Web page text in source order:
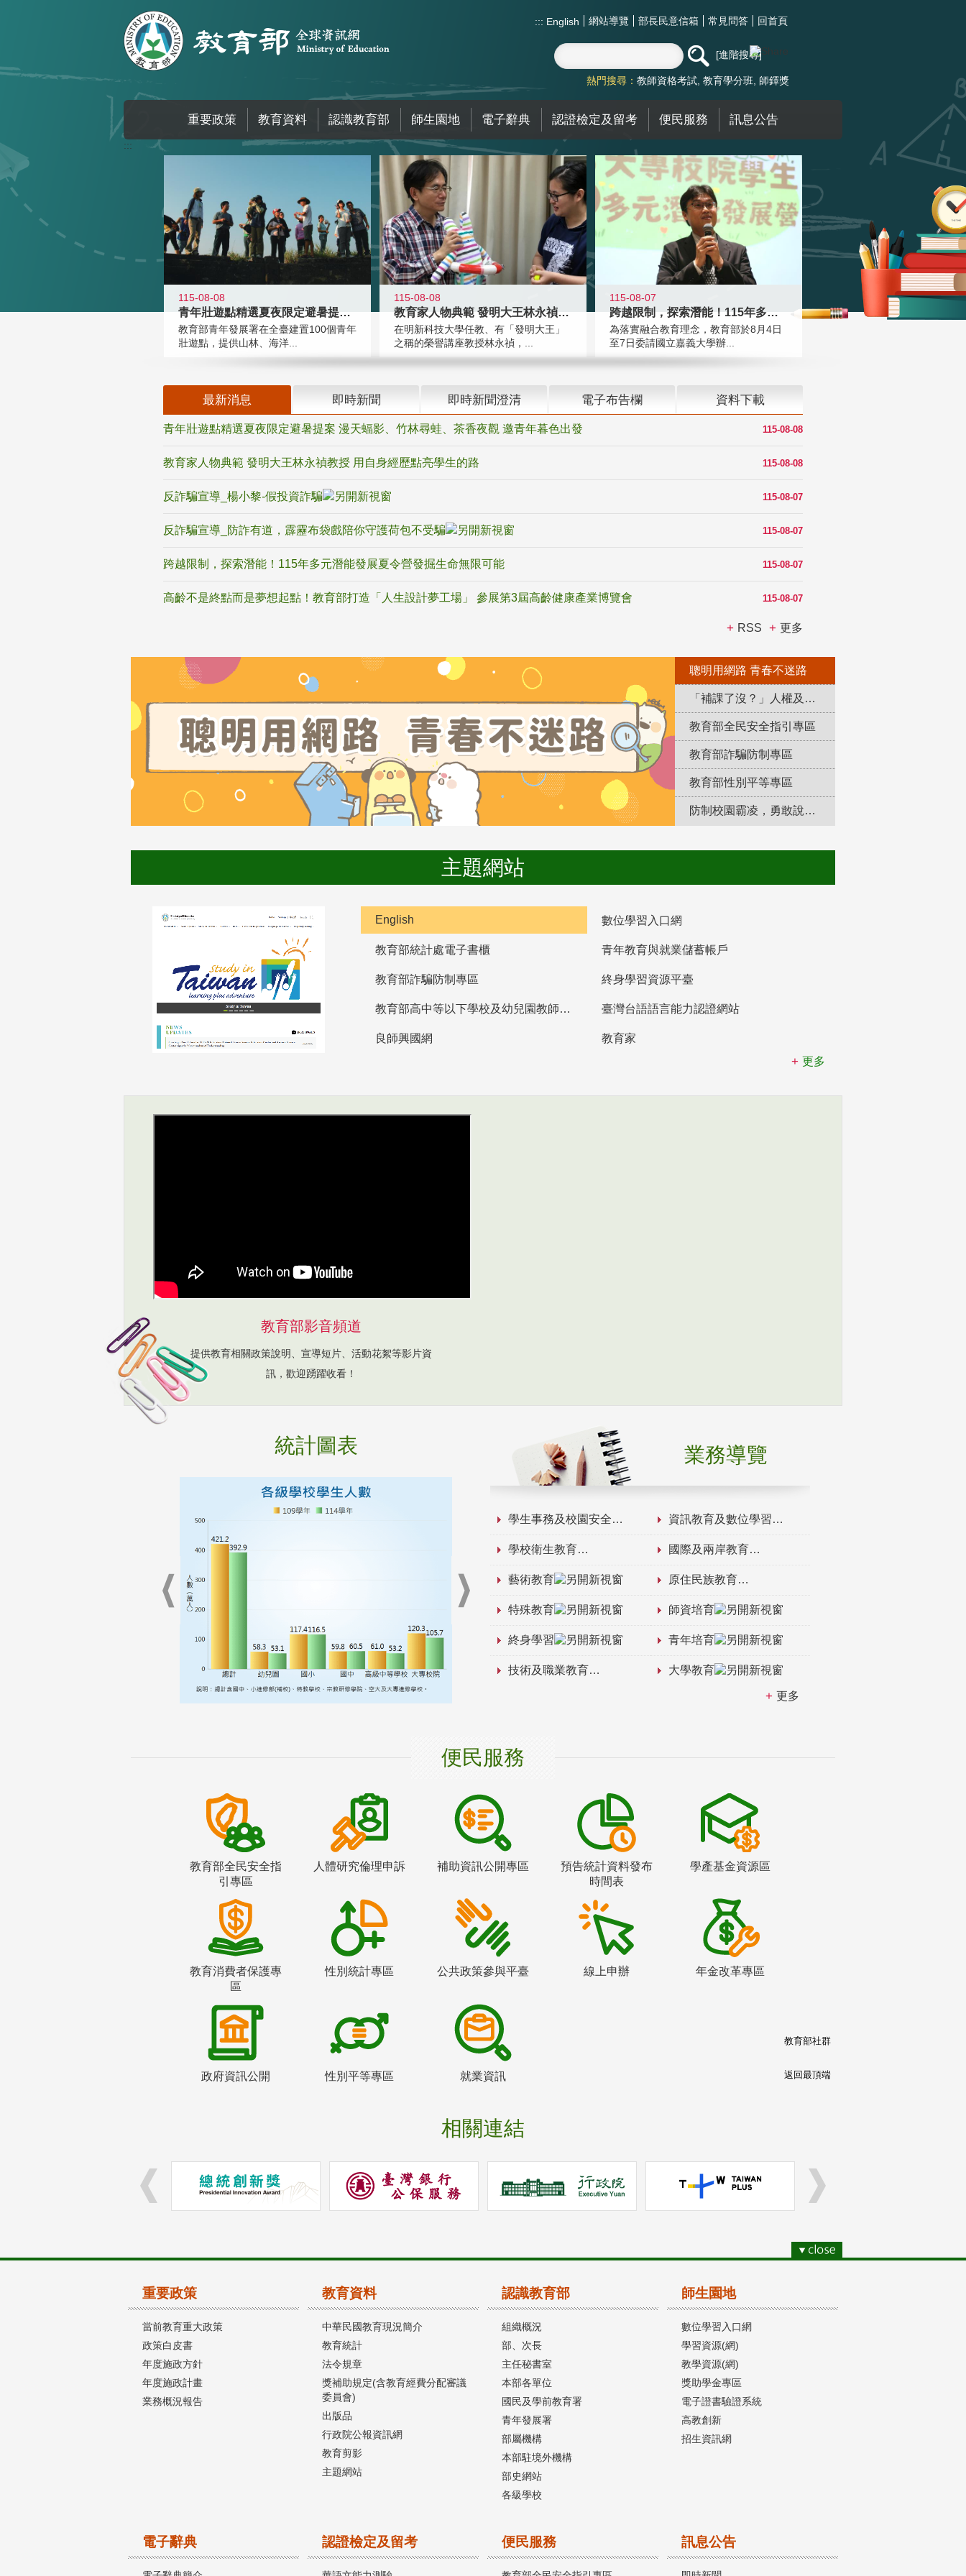
::: English 網站導覽 部長民意信箱 常見問答 回首頁
進階搜尋
熱門搜尋： 教師資格考試 教育學分班 師鐸獎
重要政策 教育資料 認識教育部 師生園地 電子辭典 認證檢定及留考 便民服務 訊息公告
:::
115-08-08
青年壯遊點精選夏夜限定避暑提案 漫
教育部青年發展署在全臺建置100個青年
壯遊點，提供山林、海洋...
115-08-08
教育家人物典範 發明大王林永禎教授
在明新科技大學任教、有「發明大王」
之稱的榮譽講座教授林永禎，...
115-08-07
跨越限制，探索潛能！115年多元潛
為落實融合教育理念，教育部於8月4日
至7日委請國立嘉義大學辦...
最新消息 即時新聞 即時新聞澄清 電子布告欄 資料下載
115-08-08
青年壯遊點精選夏夜限定避暑提案 漫天蝠影、竹林尋蛙、茶香夜觀 邀青年暮色出發
115-08-08
教育家人物典範 發明大王林永禎教授 用自身經歷點亮學生的路
115-08-07
反詐騙宣導_楊小黎-假投資詐騙
115-08-07
反詐騙宣導_防詐有道，霹靂布袋戲陪你守護荷包不受騙
115-08-07
跨越限制，探索潛能！115年多元潛能發展夏令營發掘生命無限可能
115-08-07
高齡不是終點而是夢想起點！教育部打造「人生設計夢工場」 參展第3屆高齡健康產業博覽會
RSS 更多
聰明用網路 青春不迷路
「補課了沒？」人權及轉型正義教育專區
教育部全民安全指引專區
教育部詐騙防制專區
教育部性別平等專區
防制校園霸凌，勇敢說出來！
主題網站
English 數位學習入口網
教育部統計處電子書櫃 青年教育與就業儲蓄帳戶
教育部詐騙防制專區 終身學習資源平臺
教育部高中等以下學校及幼兒園教師資格檢定考試 臺灣台語語言能力認證網站
良師興國網
教育家
更多
教育部影音頻道
提供教育相關政策說明、宣導短片、活動花絮等影片資
訊，歡迎踴躍收看！
統計圖表 業務導覽
學生事務及校園安全 資訊教育及數位學習
學校衛生教育 國際及兩岸教育
藝術教育 原住民族教育
特殊教育 師資培育
終身學習 青年培育
技術及職業教育 大學教育
更多
便民服務
教育部全民安全指
引專區
人體研究倫理申訴 補助資訊公開專區
預告統計資料發布
時間表
學產基金資源區
教育消費者保護專
區
性別統計專區 公共政策參與平臺 線上申辦 年金改革專區
政府資訊公開 性別平等專區 就業資訊
相關連結
教育部社群
返回最頂端
重要政策
當前教育重大政策
政策白皮書
年度施政方針
年度施政計畫
業務概況報告
教育資料
中華民國教育現況簡介
教育統計
法令規章
獎補助規定(含教育經費分配審議
委員會)
出版品
行政院公報資訊網
教育剪影
主題網站
認識教育部
組織概況
部、次長
主任秘書室
本部各單位
國民及學前教育署
青年發展署
部屬機構
本部駐境外機構
部史網站
各級學校
師生園地
數位學習入口網
學習資源(網)
教學資源(網)
獎助學金專區
電子證書驗證系統
高教創新
招生資訊網
電子辭典 認證檢定及留考 便民服務 訊息公告